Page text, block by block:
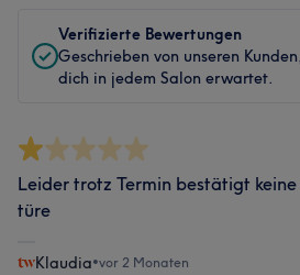
Verifizierte Bewertungen
Geschrieben von unseren
dich in jedem Salon erwartet.
Leider trotz Termin bestätigt keine
türe
Klaudia•vor 2 Monaten